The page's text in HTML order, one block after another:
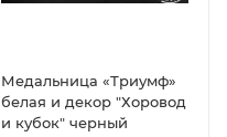
Медальница «Триумф»
белая и декор "Хоровод
и кубок" черный